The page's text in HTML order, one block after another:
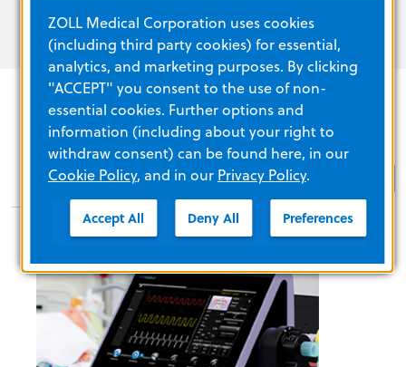
ZOLL Medical Corporation uses cookies
(including third party cookies) for essential,
analytics, and marketing purposes. By clicking
"ACCEPT" you consent to the use of non-
essential cookies. Further options and
information (including about your right to
withdraw consent) can be found here, in our
Cookie Policy, and in our Privacy Policy.
Accept All Deny All Preferences